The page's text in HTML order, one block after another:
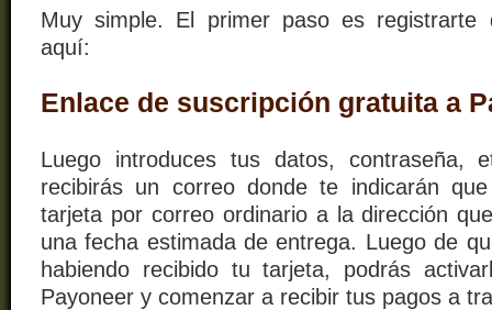
Muy simple. El primer paso es registrarte
aquí:
Enlace de suscripción gratuita a
Luego introduces tus datos, contraseña,
recibirás un correo donde te indicarán
tarjeta por correo ordinario a la dirección
una fecha estimada de entrega. Luego de
habiendo recibido tu tarjeta, podrás
Payoneer y comenzar a recibir tus pagos a